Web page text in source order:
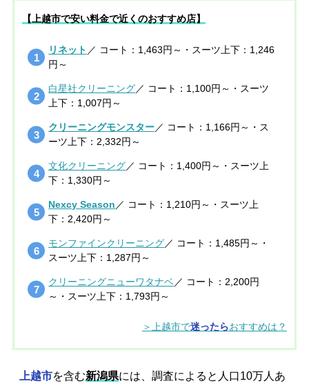
【上越市で安い料金で近くのおすすめ店】
リネット ／ コート：1,463円～・スーツ上下：1,246
円～
白星社クリーニング／ コート：1,100円～・スーツ
上下：1,007円～
クリーニングモンスター／ コート：1,166円～・ス
ーツ上下：2,332円～
文化クリーニング／ コート：1,400円～・スーツ上
下：1,330円～
Nexcy Season ／ コート：1,210円～・スーツ上
下：2,420円～
モンファインクリーニング／ コート：1,485円～・
スーツ上下：1,287円～
クリーニングニューワタナベ／ コート：2,200円
～・スーツ上下：1,793円～
＞上越市で迷ったらおすすめは？
上越市を含む新潟県には、調査によると人口10万人あ